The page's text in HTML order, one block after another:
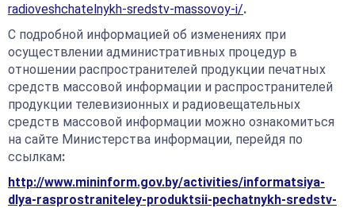
radioveshchatelnykh-sredstv-massovoy-i/.
С подробной информацией об изменениях при
осуществлении административных процедур в
отношении распространителей продукции печатных
средств массовой информации и распространителей
продукции телевизионных и радиовещательных
средств массовой информации можно ознакомиться
на сайте Министерства информации, перейдя по
ссылкам:
http://www.mininform.gov.by/activities/informatsiya-
dlya-rasprostraniteley-produktsii-pechatnykh-sredstv-